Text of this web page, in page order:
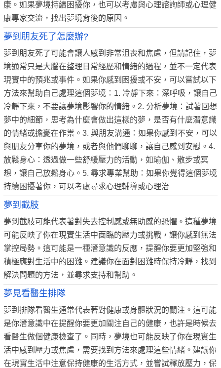
康。如果夢境持續困擾你，也可以考慮與心理諮詢師或心理健
康專家交流，找出夢境背後的原因。
夢到朋友死了怎麼辦?
夢到朋友死了可能會讓人感到非常沮喪和焦慮，但請記住，夢
境通常只是大腦在整理日常經歷和情緒的過程，並不一定代表
現實中的預兆或事件。如果你感到困擾或不安，可以嘗試以下
方法來幫助自己處理這個夢境：1. 冷靜下來：深呼吸，讓自己
冷靜下來，不要讓夢境影響你的情緒。2. 分析夢境：試著回想
夢中的細節，思考為什麼會做出這樣的夢，是否有什麼潛意識
的情緒或擔憂在作祟。3. 與朋友溝通：如果你感到不安，可以
與朋友分享你的夢境，或者與他們聊聊，讓自己感到安慰。4.
放鬆身心：透過做一些舒緩壓力的活動，如瑜伽、散步或冥
想，讓自己放鬆身心。5. 尋求專業幫助：如果你覺得這個夢境
持續困擾著你，可以考慮尋求心理輔導或心理治
夢到截肢
夢到截肢可能代表著對失去控制感或無助感的恐懼。這種夢境
可能反映了你在現實生活中面臨的壓力或挑戰，讓你感到無法
掌控局勢。這可能是一種潛意識的反應，提醒你要更加堅強和
積極應對生活中的困難。建議你在面對困難時保持冷靜，找到
解決問題的方法，並尋求支持和幫助。
夢見看醫生排隊
夢到排隊看醫生通常代表著對健康或身體狀況的關注。這可能
是你潛意識中在提醒你要更加關注自己的健康，也許是時候去
看醫生做個健康檢查了。同時，夢境也可能反映了你在現實生
活中感到壓力或焦慮，需要找到方法來處理這些情緒。建議你
在現實生活中注意保持健康的生活方式，並嘗試釋放壓力，保